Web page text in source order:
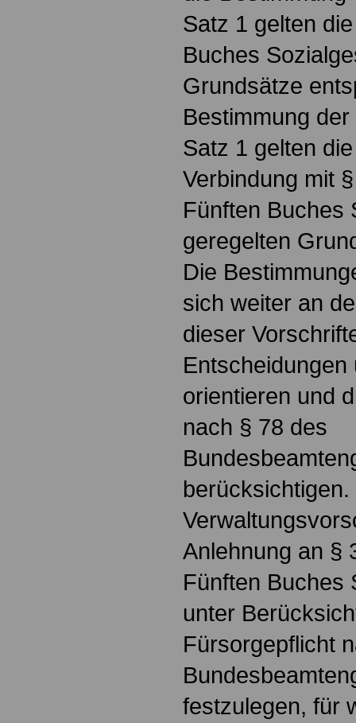
Satz 1 gelten
Buches
Grundsätze
Bestimmung
Satz 1 gelten
Verbindung mit
Fünften Buches
geregelten
Die
sich weiter an
dieser
orientieren und
nach § 78 des
berücksichtigen.
Anlehnung an §
Fünften Buches
unter
Fürsorgepflicht
festzulegen, für